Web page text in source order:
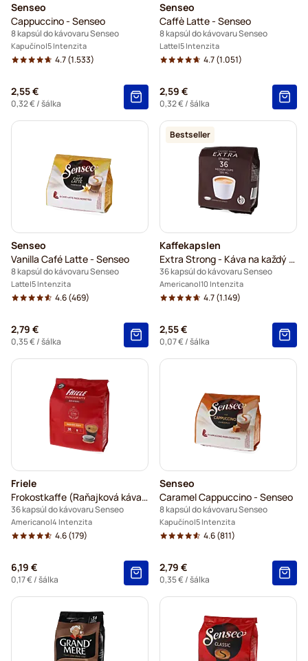
Senseo
Cappuccino - Senseo
8 kapsúl do kávovaru Senseo
Kapučíno 5 Intenzita
4.7(1.533)
2,55 €
0,32 €/ šálka
Senseo
Caffè Latte - Senseo
8 kapsúl do kávovaru Senseo
Latte 5 Intenzita
4.7(1.051)
2,59 €
0,32 €/ šálka
Senseo
Vanilla Café Latte - Senseo
8 kapsúl do kávovaru Senseo
Latte 5 Intenzita
4.6(469)
2,79 €
0,35 €/ šálka
Bestseller
Kaffekapslen
Extra Strong - Káva na každý deň
36 kapsúl do kávovaru Senseo
Americano 10 Intenzita
4.7(1.149)
2,55 €
0,07 €/ šálka
Friele
Frokostkaffe (Raňajková káva) - Friele
36 kapsúl do kávovaru Senseo
Americano 4 Intenzita
4.6(179)
6,19 €
0,17 €/ šálka
Senseo
Caramel Cappuccino - Senseo
8 kapsúl do kávovaru Senseo
Kapučíno 5 Intenzita
4.6(811)
2,79 €
0,35 €/ šálka